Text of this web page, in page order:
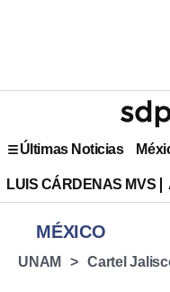
Últimas Noticias
LUIS CÁRDENAS MVS
MÉXICO
UNAM Cartel